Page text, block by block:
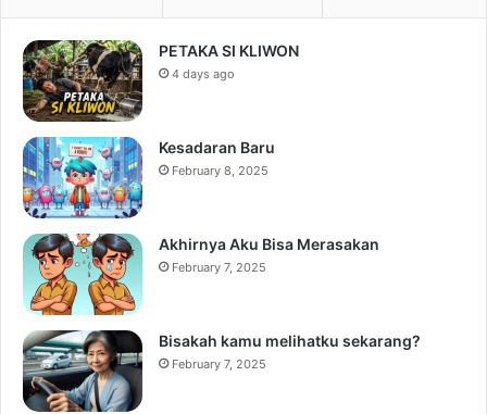
PETAKA SI KLIWON
4 days ago
Kesadaran Baru
February 8, 2025
Akhirnya Aku Bisa Merasakan
February 7, 2025
Bisakah kamu melihatku sekarang?
February 7, 2025